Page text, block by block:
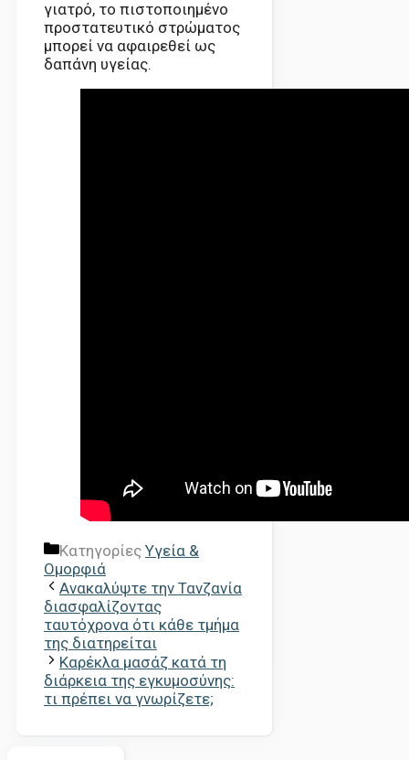
γιατρό, το πιστοποιημένο
προστατευτικό στρώματος
μπορεί να αφαιρεθεί ως
δαπάνη υγείας.
Κατηγορίες Υγεία &
Ομορφιά
Ανακαλύψτε την Τανζανία
διασφαλίζοντας
ταυτόχρονα ότι κάθε τμήμα
της διατηρείται
Καρέκλα μασάζ κατά τη
διάρκεια της εγκυμοσύνης:
τι πρέπει να γνωρίζετε;